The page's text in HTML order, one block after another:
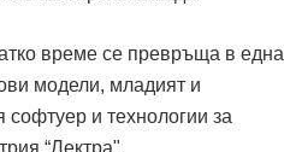
време се превръща в една
модели, младият и
и технологии за
“Лектра".